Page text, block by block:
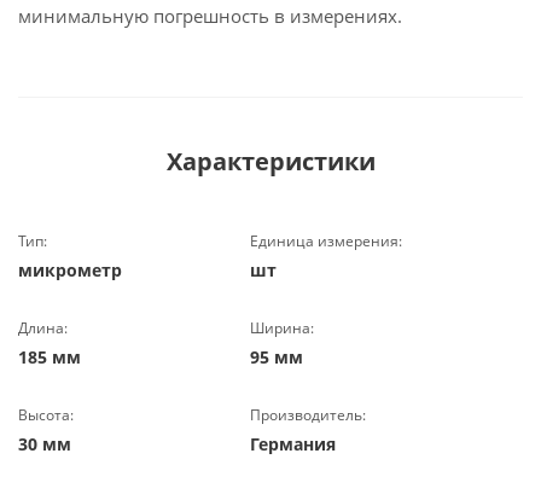
минимальную погрешность в измерениях.
Характеристики
Тип:
микрометр
Единица измерения:
шт
Длина:
185 мм
Ширина:
95 мм
Высота:
30 мм
Производитель:
Германия